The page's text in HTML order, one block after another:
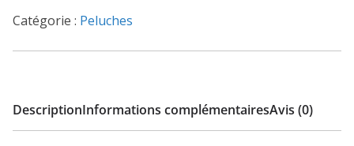
Catégorie : Peluches
DescriptionInformations complémentairesAvis (0)